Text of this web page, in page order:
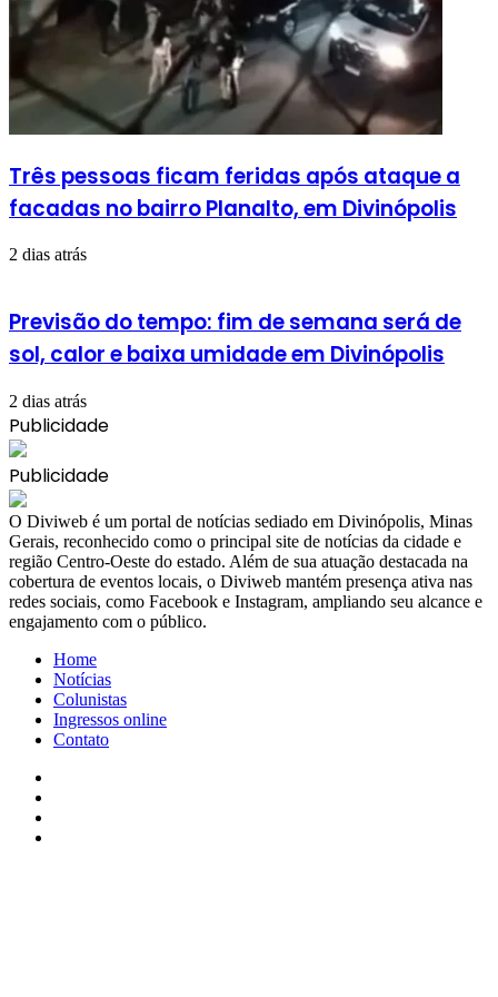
Três pessoas ficam feridas após ataque a
facadas no bairro Planalto, em Divinópolis
2 dias atrás
Previsão do tempo: fim de semana será de
sol, calor e baixa umidade em Divinópolis
2 dias atrás
Publicidade
Publicidade
​O Diviweb é um portal de notícias sediado em Divinópolis, Minas
Gerais, reconhecido como o principal site de notícias da cidade e
região Centro-Oeste do estado. Além de sua atuação destacada na
cobertura de eventos locais, o Diviweb mantém presença ativa nas
redes sociais, como Facebook e Instagram, ampliando seu alcance e
engajamento com o público.
Home
Notícias
Colunistas
Ingressos online
Contato